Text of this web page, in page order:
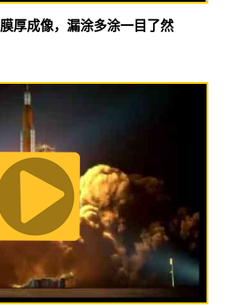
厚成像，漏涂多涂一目了然